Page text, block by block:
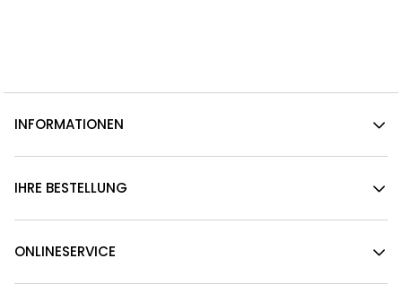
INFORMATIONEN
IHRE BESTELLUNG
ONLINESERVICE